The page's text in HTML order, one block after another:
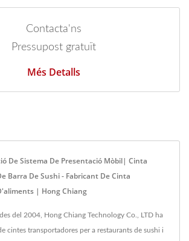
Contacta'ns
Pressupost gratuït
Més Detalls
De Sistema De Presentació Mòbil| Cinta
Barra De Sushi - Fabricant De Cinta
| Hong Chiang
del 2004, Hong Chiang Technology Co., LTD ha
cintes transportadores per a restaurants de sushi i